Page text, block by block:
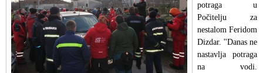
potraga u
Počitelju za
nestalom Feridom
Dizdar. ''Danas ne
nastavlja potraga
na vodi.